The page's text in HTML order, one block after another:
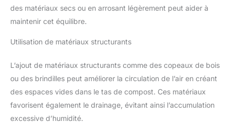
des matériaux secs ou en arrosant légèrement peut aider à
maintenir cet équilibre.
Utilisation de matériaux structurants
L’ajout de matériaux structurants comme des copeaux de bois
ou des brindilles peut améliorer la circulation de l’air en créant
des espaces vides dans le tas de compost. Ces matériaux
favorisent également le drainage, évitant ainsi l’accumulation
excessive d’humidité.